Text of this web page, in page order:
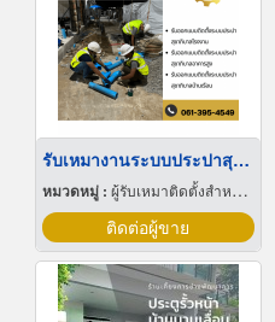
รับเหมางานระบบประปาสุขาภิบาล
หมวดหมู่ : ผู้รับเหมาติดตั้งสำหรับบ้านและโรงงานไฟฟ้า
ติดต่อผู้ขาย